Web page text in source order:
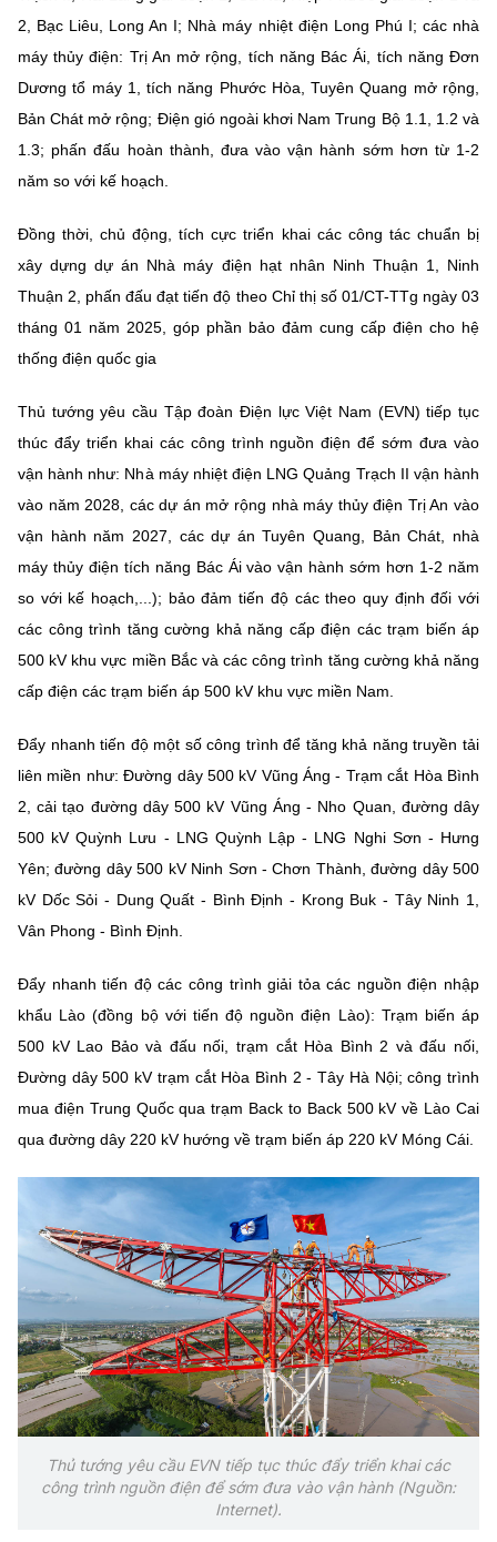
Cơ quan chủ quản: Bộ Khoa học và Công nghệ (MST)
Chịu trách nhiệm nội dung: Nguyễn Thị Hải Hằng
Giám đốc Trung tâm Truyền thông Khoa học và Công nghệ.
Liên hệ
Địa chỉ: Ban Biên tập Cổng TTĐT - 18 Nguyễn Du, TP. Hà Nội
Email:
©2026 Bản quyền thuộc Bộ Khoa Học và Công Nghệ
website này)
2, Bạc Liêu, Long An I; Nhà máy nhiệt điện Long Phú I; các nhà
máy thủy điện: Trị An mở rộng, tích năng Bác Ái, tích năng Đơn
Dương tổ máy 1, tích năng Phước Hòa, Tuyên Quang mở rộng,
Bản Chát mở rộng; Điện gió ngoài khơi Nam Trung Bộ 1.1, 1.2 và
1.3; phấn đấu hoàn thành, đưa vào vận hành sớm hơn từ 1-2
năm so với kế hoạch.
Đồng thời, chủ động, tích cực triển khai các công tác chuẩn bị
xây dựng dự án Nhà máy điện hạt nhân Ninh Thuận 1, Ninh
Thuận 2, phấn đấu đạt tiến độ theo Chỉ thị số 01/CT-TTg ngày 03
tháng 01 năm 2025, góp phần bảo đảm cung cấp điện cho hệ
thống điện quốc gia
Thủ tướng yêu cầu Tập đoàn Điện lực Việt Nam (EVN) tiếp tục
thúc đẩy triển khai các công trình nguồn điện để sớm đưa vào
vận hành như: Nhà máy nhiệt điện LNG Quảng Trạch II vận hành
vào năm 2028, các dự án mở rộng nhà máy thủy điện Trị An vào
vận hành năm 2027, các dự án Tuyên Quang, Bản Chát, nhà
máy thủy điện tích năng Bác Ái vào vận hành sớm hơn 1-2 năm
so với kế hoạch,...); bảo đảm tiến độ các theo quy định đối với
các công trình tăng cường khả năng cấp điện các trạm biến áp
500 kV khu vực miền Bắc và các công trình tăng cường khả năng
cấp điện các trạm biến áp 500 kV khu vực miền Nam.
Đẩy nhanh tiến độ một số công trình để tăng khả năng truyền tải
liên miền như: Đường dây 500 kV Vũng Áng - Trạm cắt Hòa Bình
2, cải tạo đường dây 500 kV Vũng Áng - Nho Quan, đường dây
500 kV Quỳnh Lưu - LNG Quỳnh Lập - LNG Nghi Sơn - Hưng
Yên; đường dây 500 kV Ninh Sơn - Chơn Thành, đường dây 500
kV Dốc Sỏi - Dung Quất - Bình Định - Krong Buk - Tây Ninh 1,
Vân Phong - Bình Định.
Đẩy nhanh tiến độ các công trình giải tỏa các nguồn điện nhập
khẩu Lào (đồng bộ với tiến độ nguồn điện Lào): Trạm biến áp
500 kV Lao Bảo và đấu nối, trạm cắt Hòa Bình 2 và đấu nối,
Đường dây 500 kV trạm cắt Hòa Bình 2 - Tây Hà Nội; công trình
mua điện Trung Quốc qua trạm Back to Back 500 kV về Lào Cai
qua đường dây 220 kV hướng về trạm biến áp 220 kV Móng Cái.
Thủ tướng yêu cầu EVN tiếp tục thúc đẩy triển khai các
công trình nguồn điện để sớm đưa vào vận hành (Nguồn:
Internet).